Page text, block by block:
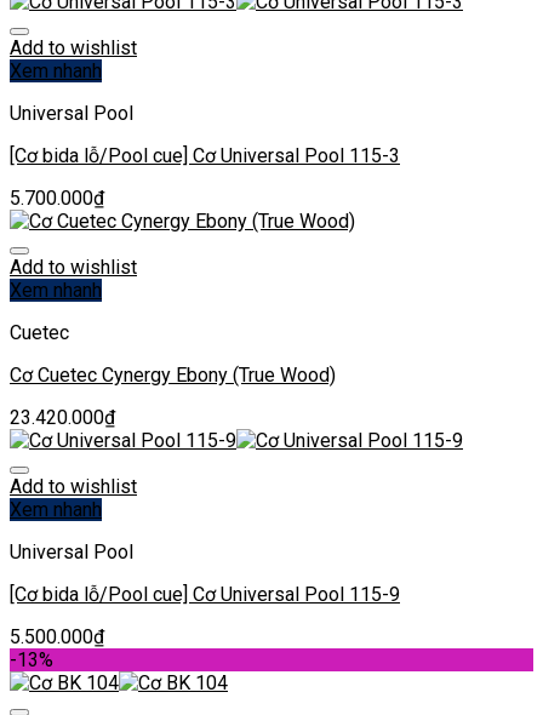
Add to wishlist
Xem nhanh
Universal Pool
[Cơ bida lỗ/Pool cue] Cơ Universal Pool 115-3
5.700.000₫
Add to wishlist
Xem nhanh
Cuetec
Cơ Cuetec Cynergy Ebony (True Wood)
23.420.000₫
Add to wishlist
Xem nhanh
Universal Pool
[Cơ bida lỗ/Pool cue] Cơ Universal Pool 115-9
5.500.000₫
-13%